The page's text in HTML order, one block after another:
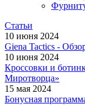
Статьи
10 июня 2024
Giena Tactics -
10 июня 2024
Кроссовки и
Миротворца»
15 мая 2024
Бонусная